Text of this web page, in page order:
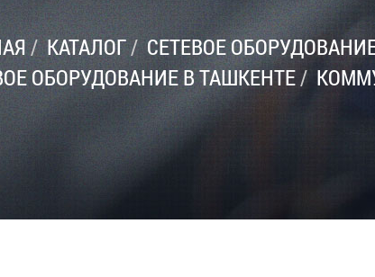
КАТАЛОГ СЕТЕВОЕ
ОБОРУДОВАНИЕ В ТАШКЕНТЕ